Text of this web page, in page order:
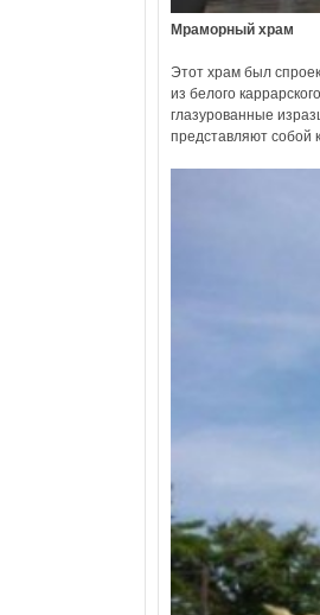
Мраморный храм
Этот храм был
из белого
глазурованные
представляют собой